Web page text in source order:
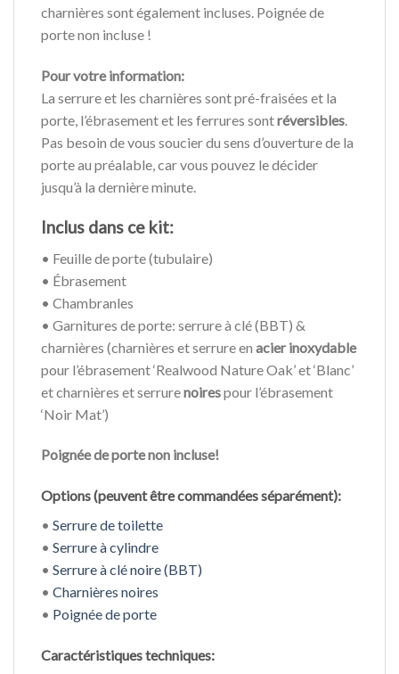
charnières sont également incluses. Poignée de
porte non incluse !
Pour votre information:
La serrure et les charnières sont pré-fraisées et la
porte, l’ébrasement et les ferrures sontréversibles.
Pas besoin de vous soucier du sens d’ouverture de la
porte au préalable, car vous pouvez le décider
jusqu’à la dernière minute.
Inclus dans ce kit:
• Feuille de porte (tubulaire)
• Ébrasement
• Chambranles
• Garnitures de porte: serrure à clé (BBT) &
charnières (charnières et serrure en acier inoxydable
pour l’ébrasement ‘Realwood Nature Oak’ et ‘Blanc’
et charnières et serrurenoirespour l’ébrasement
‘Noir Mat’)
Poignée de porte non incluse!
Options (peuvent être commandées séparément):
• Serrure de toilette
• Serrure à cylindre
• Serrure à clé noire (BBT)
• Charnières noires
• Poignée de porte
Caractéristiques techniques: